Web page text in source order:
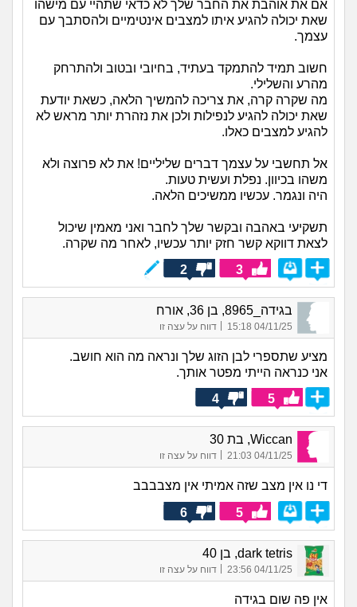
אם את אוהבת את החבר שלך לא כדאי שתהיי עם מישהו
שאת יכולה להגיע איתו למצבים אינטימיים ולהסתבך עם
עצמך.
חשוב תמיד להתמקד בעתיד, בחיובי ובטוב ולהתרחק
מהרע והשלילי.
מה שקרה קרה, את צריכה להמשיך הלאה, כשאת יודעת
שאת יכולה להגיע לנפילות ולכן את נזהרת יותר מראש לא
להגיע למצבים כאלו.
אל תחשבי על עצמך דברים שליליים! את לא פרוצה ולא
משהו בכיוון. נפלת ועשית טעות.
היה ונגמר. עכשיו ממשיכים הלאה.
תשקיעי באהבה ובקשר שלך לחבר ואני מאמין שיכול
לצאת דווקא קשר חזק יותר עכשיו, לאחר מה שקרה.
3
2
בגידה_8965, בן 36, אורח
04/11/25 15:18 דווח על עצה זו
מציע שתספרי לבן הזוג שלך ונראה מה הוא חושב.
אני כנראה הייתי מפטר אותך.
5
4
Wiccan, בת 30
04/11/25 21:03 דווח על עצה זו
די נו אין מצב שזה אמיתי אין מצבבבב
5
6
dark tetris, בן 40
04/11/25 23:56
| דווח על עצה זו
אין פה שום בגידה